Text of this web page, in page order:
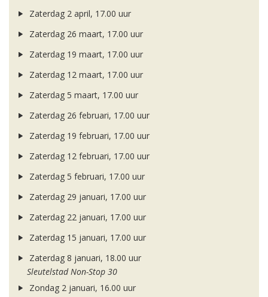
Zaterdag 2 april, 17.00 uur
Zaterdag 26 maart, 17.00 uur
Zaterdag 19 maart, 17.00 uur
Zaterdag 12 maart, 17.00 uur
Zaterdag 5 maart, 17.00 uur
Zaterdag 26 februari, 17.00 uur
Zaterdag 19 februari, 17.00 uur
Zaterdag 12 februari, 17.00 uur
Zaterdag 5 februari, 17.00 uur
Zaterdag 29 januari, 17.00 uur
Zaterdag 22 januari, 17.00 uur
Zaterdag 15 januari, 17.00 uur
Zaterdag 8 januari, 18.00 uur
Sleutelstad Non-Stop 30
Zondag 2 januari, 16.00 uur